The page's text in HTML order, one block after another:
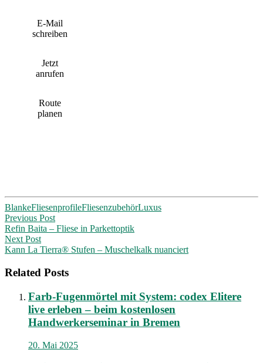
E-Mail
schreiben
Jetzt
anrufen
Route
planen
BlankeFliesenprofileFliesenzubehörLuxus
Post
navigation
Previous Post
Refin Baita – Fliese in Parkettoptik
Next Post
Kann La Tierra® Stufen – Muschelkalk nuanciert
Related Posts
Farb-Fugenmörtel mit System: codex Elitere
live erleben – beim kostenlosen
Handwerkerseminar in Bremen
20. Mai 2025